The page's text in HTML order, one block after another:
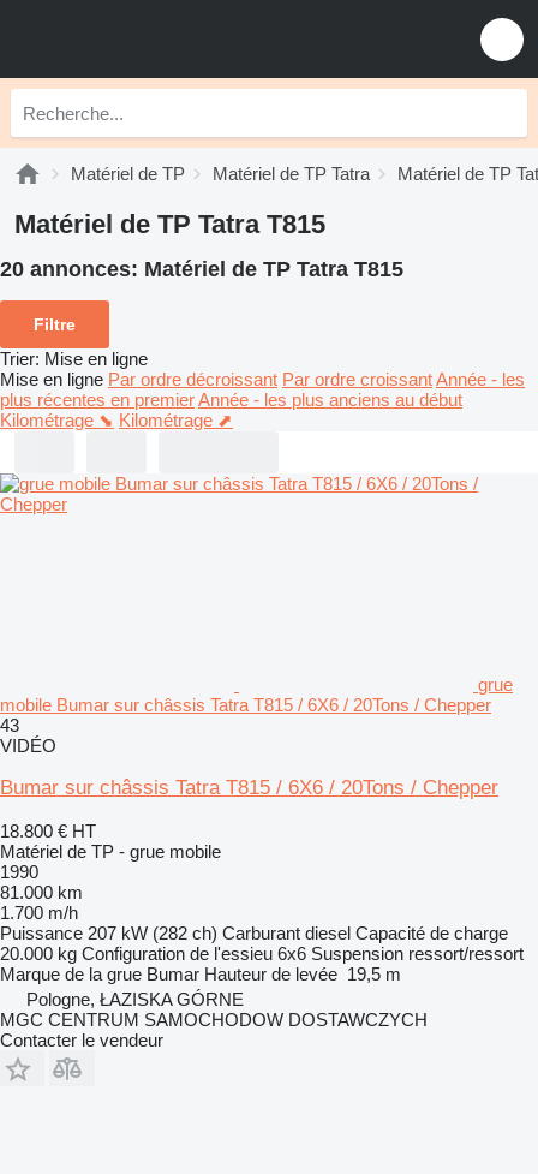
Matériel de TP Matériel de TP Tatra Matériel de TP
Matériel de TP Tatra T815
20 annonces: Matériel de TP Tatra T815
Filtre
Trier: Mise en ligne
Mise en ligne Par ordre décroissant Par ordre croissantAnnée - les
plus récentes en premierAnnée - les plus anciens au début
Kilométrage ⬊ Kilométrage ⬈
grue
mobile Bumar sur châssis Tatra T815 / 6X6 / 20Tons / Chepper
43
VIDÉO
Bumar sur châssis Tatra T815 / 6X6 / 20Tons / Chepper
18.800 € HT
Matériel de TP - grue mobile
1990
81.000 km
1.700 m/h
Puissance 207 kW (282 ch) Carburant diesel Capacité de charge
20.000 kg Configuration de l'essieu 6x6 Suspension ressort/ressort
Marque de la grue Bumar Hauteur de levée 19,5 m
Pologne, ŁAZISKA GÓRNE
MGC CENTRUM SAMOCHODOW DOSTAWCZYCH
Contacter le vendeur